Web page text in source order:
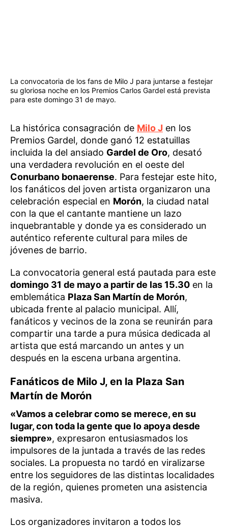
La convocatoria de los fans de Milo J para juntarse a festejar
su gloriosa noche en los Premios Carlos Gardel está prevista
para este domingo 31 de mayo.
La histórica consagración de Milo J en los
Premios Gardel, donde ganó 12 estatuillas
incluida la del ansiado Gardel de Oro, desató
una verdadera revolución en el oeste del
Conurbano bonaerense. Para festejar este hito,
los fanáticos del joven artista organizaron una
celebración especial en Morón, la ciudad natal
con la que el cantante mantiene un lazo
inquebrantable y donde ya es considerado un
auténtico referente cultural para miles de
jóvenes de barrio.
La convocatoria general está pautada para este
domingo 31 de mayo a partir de las 15.30 en la
emblemática Plaza San Martín de Morón,
ubicada frente al palacio municipal. Allí,
fanáticos y vecinos de la zona se reunirán para
compartir una tarde a pura música dedicada al
artista que está marcando un antes y un
después en la escena urbana argentina.
Fanáticos de Milo J, en la Plaza San
Martín de Morón
«Vamos a celebrar como se merece, en su
lugar, con toda la gente que lo apoya desde
siempre», expresaron entusiasmados los
impulsores de la juntada a través de las redes
sociales. La propuesta no tardó en viralizarse
entre los seguidores de las distintas localidades
de la región, quienes prometen una asistencia
masiva.
Los organizadores invitaron a todos los